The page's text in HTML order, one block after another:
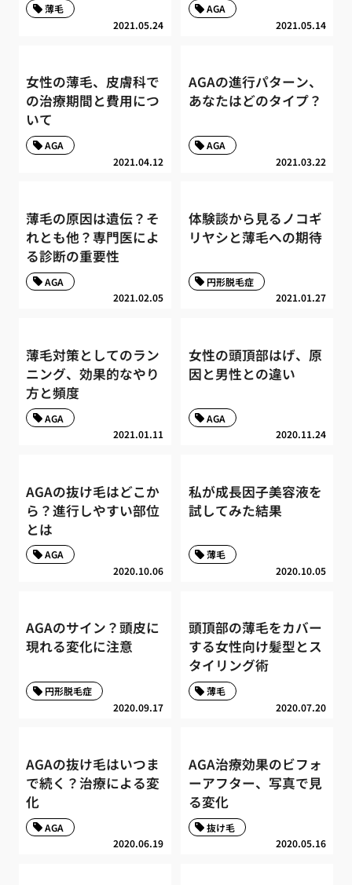
2021.05.24
薄毛
2021.05.14
AGA
女性の薄毛、皮膚科で
の治療期間と費用につ
いて
2021.04.12
AGA
AGAの進行パターン、
あなたはどのタイプ？
2021.03.22
AGA
薄毛の原因は遺伝？そ
れとも他？専門医によ
る診断の重要性
2021.02.05
AGA
体験談から見るノコギ
リヤシと薄毛への期待
2021.01.27
円形脱毛症
薄毛対策としてのラン
ニング、効果的なやり
方と頻度
2021.01.11
AGA
女性の頭頂部はげ、原
因と男性との違い
2020.11.24
AGA
AGAの抜け毛はどこか
ら？進行しやすい部位
とは
2020.10.06
AGA
私が成長因子美容液を
試してみた結果
2020.10.05
薄毛
AGAのサイン？頭皮に
現れる変化に注意
2020.09.17
円形脱毛症
頭頂部の薄毛をカバー
する女性向け髪型とス
タイリング術
2020.07.20
薄毛
AGAの抜け毛はいつま
で続く？治療による変
化
2020.06.19
AGA
AGA治療効果のビフォ
ーアフター、写真で見
る変化
2020.05.16
抜け毛